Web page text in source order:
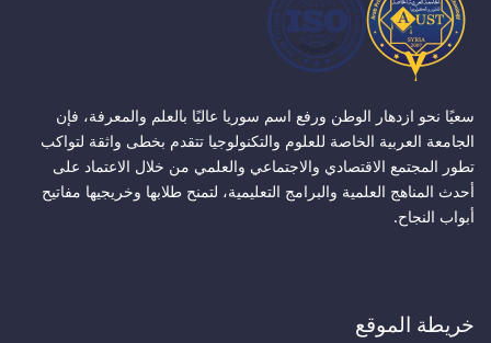
سعيًا نحو ازدهار الوطن ورفع اسم سوريا عاليًا بالعلم والمعرفة، فإن
الجامعة العربية الخاصة للعلوم والتكنولوجيا تتقدم بخطى واثقة لتواكب
تطور المجتمع الاقتصادي والاجتماعي والعلمي من خلال الاعتماد على
أحدث المناهج العلمية والبرامج التعليمية، لتمنح طلابها وخريجيها مفاتيح
أبواب النجاح.
خريطة الموقع